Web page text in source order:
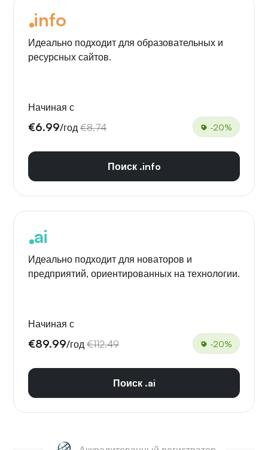
info
Идеально подходит для образовательных и
ресурсных сайтов.
Начиная с
€6.99/год €8.74 -20%
Поиск .info
ai
Идеально подходит для новаторов и
предприятий, ориентированных на технологии.
Начиная с
€89.99/год €112.49 -20%
Поиск .ai